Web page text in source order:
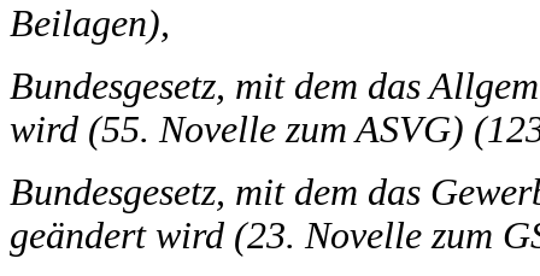
Beilagen),
Bundesgesetz, mit dem das
wird (55. Novelle zum ASVG)
Bundesgesetz, mit dem das
geändert wird (23. Novelle zum